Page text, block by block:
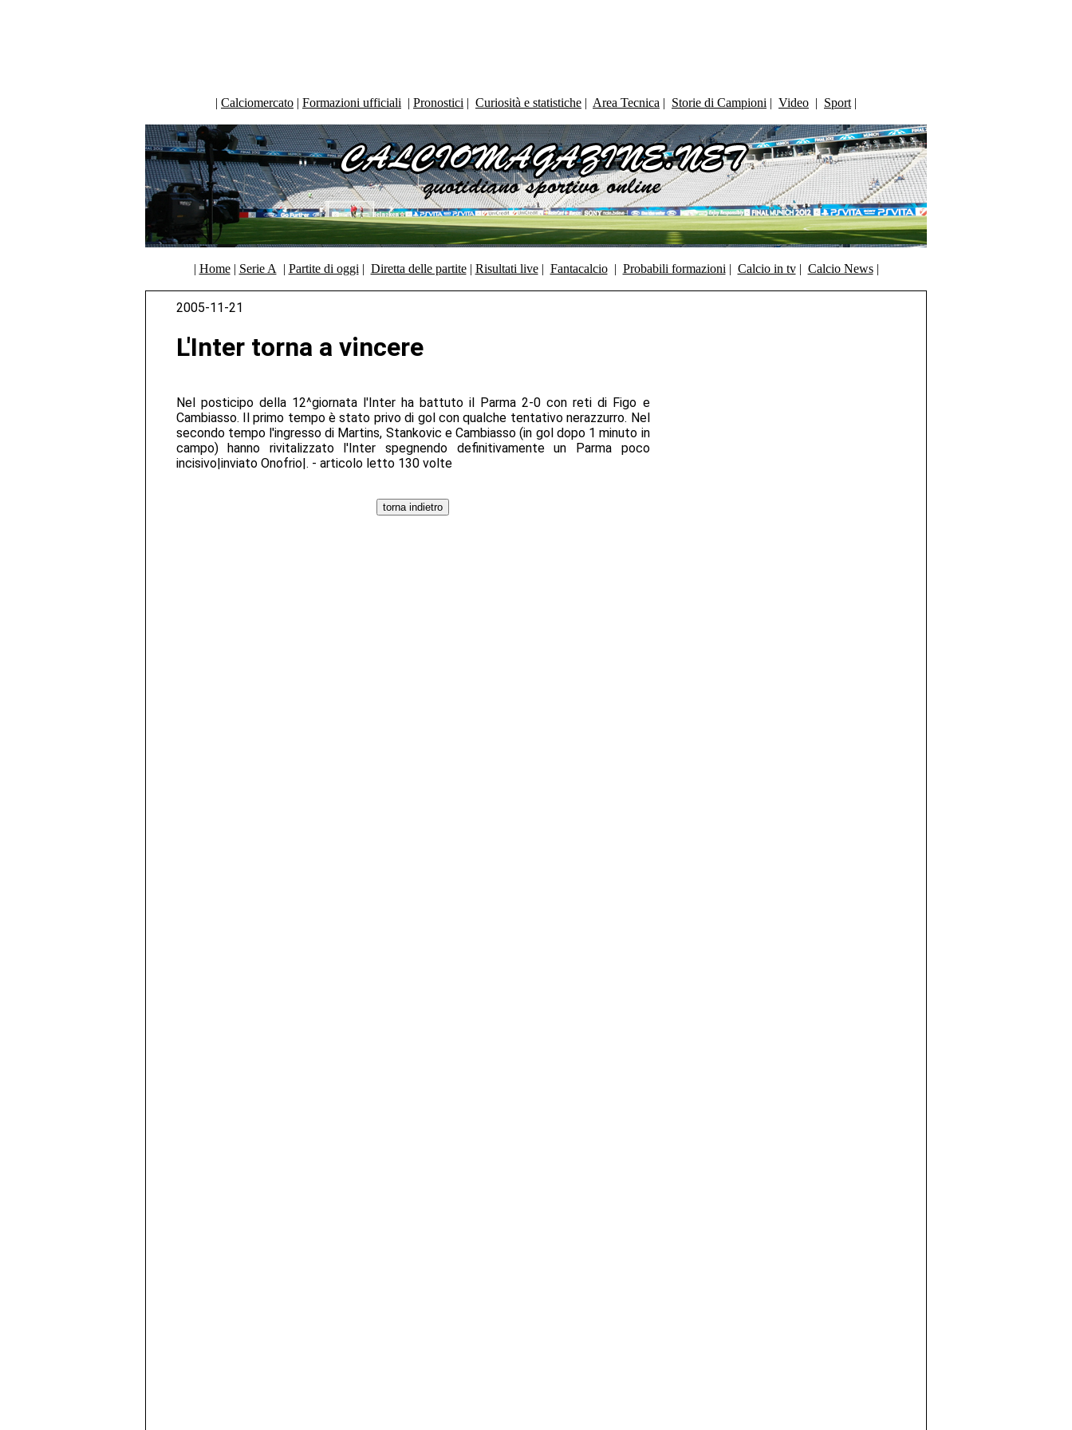
| Calciomercato | Formazioni ufficiali | Pronostici | Curiosità e statistiche | Area Tecnica | Storie di Campioni | Video | Sport |
| Home| Serie A | Partite di oggi | Diretta delle partite| Risultati live| Fantacalcio| Probabili formazioni | Calcio in tv| Calcio News|
2005-11-21
L'Inter torna a vincere
Nel posticipo della 12^giornata l'Inter ha battuto il Parma 2-0 con reti di Figo e
Cambiasso. Il primo tempo è stato privo di gol con qualche tentativo nerazzurro. Nel
secondo tempo l'ingresso di Martins, Stankovic e Cambiasso (in gol dopo 1 minuto in
campo) hanno rivitalizzato l'Inter spegnendo definitivamente un Parma poco
incisivo|inviato Onofrio|. - articolo letto 130 volte